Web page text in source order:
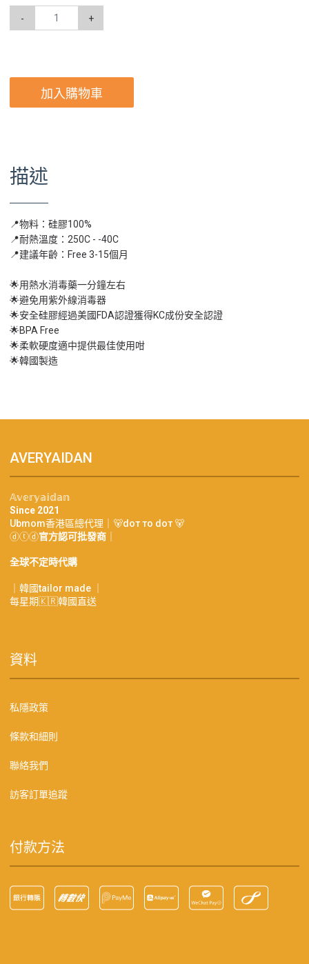
- +
加入購物車
描述
📍物料：硅膠100%
📍耐熱溫度：250C - -40C
📍建議年齡：Free 3-15個月
🌟用熱水消毒藥一分鐘左右
🌟避免用紫外線消毒器
🌟安全硅膠經過美國FDA認證獲得KC成份安全認證
🌟BPA Free
🌟柔軟硬度適中提供最佳使用咁
🌟韓國製造
AVERYAIDAN
𝔸𝕧𝕖𝕣𝕪𝕒𝕚𝕕𝕒𝕟
Since 2021
Ubmom香港區總代理｜🐻doт тo doт 🐻
ⓓⓣⓓ官方認可批發商
全球不定時代購
｜韓國tailor made ｜
每星期🇰🇷韓國直送
資料
私隱政策
條款和細則
聯絡我們
訪客訂單追蹤
付款方法